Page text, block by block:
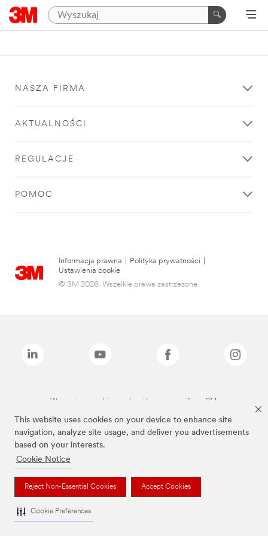
This website uses cookies on your device to enhance site
navigation, analyze site usage, and deliver you advertisements
based on your interests.
Cookie Notice
Reject Non-Essential Cookies Accept Cookies
Cookie Preferences
NASZA FIRMA
AKTUALNOŚCI
REGULACJE
POMOC
Informacja prawna Polityka prywatności
Ustawienia cookie
© 3M 2026. Wszelkie prawa zastrzeżone.
Wymienione marki są znakami towarowymi firmy 3M.